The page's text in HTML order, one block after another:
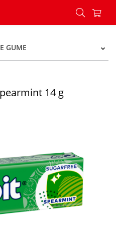
spearmint 14 g - Konzum
GUME
14 g